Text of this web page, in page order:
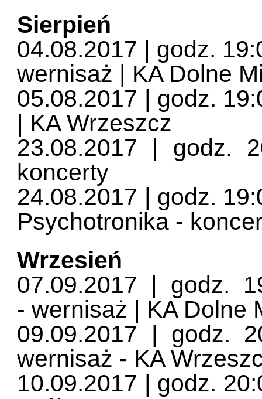
Sierpień
04.08.2017 | godz.
wernisaż | KA Dolne
05.08.2017 | godz.
| KA Wrzeszcz
23.08.2017 | godz.
koncerty
24.08.2017 | godz.
Psychotronika -
Wrzesień
07.09.2017 | godz.
- wernisaż | KA Dolne
09.09.2017 | godz.
wernisaż - KA
10.09.2017 | godz.